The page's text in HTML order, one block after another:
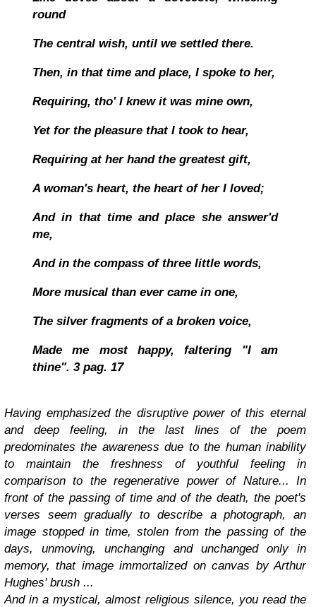
round
The central wish, until we settled there.
Then, in that time and place, I spoke to her,
Requiring, tho' I knew it was mine own,
Yet for the pleasure that I took to hear,
Requiring at her hand the greatest gift,
A woman's heart, the heart of her I loved;
And in that time and place she answer'd
me,
And in the compass of three little words,
More musical than ever came in one,
The silver fragments of a broken voice,
Made me most happy, faltering "I am
thine". 3 pag. 17
Having emphasized the disruptive power of this eternal
and deep feeling, in the last lines of the poem
predominates the awareness due to the human inability
to maintain the freshness of youthful feeling in
comparison to the regenerative power of Nature... In
front of the passing of time and of the death, the poet's
verses seem gradually to describe a photograph, an
image stopped in time, stolen from the passing of the
days, unmoving, unchanging and unchanged only in
memory, that image immortalized on canvas by Arthur
Hughes' brush ...
And in a mystical, almost religious silence, you read the